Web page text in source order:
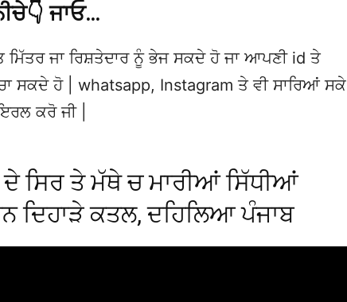
ਜਾਓ…
ਜਾ ਰਿਸ਼ਤੇਦਾਰ ਨੂੰ ਭੇਜ ਸਕਦੇ ਹੋ ਜਾ ਆਪਣੀ id ਤੇ
ਸਕਦੇ ਹੋ | whatsapp, Instagram ਤੇ ਵੀ ਸਾਰਿਆਂ ਸਕੇ
ਕਰੋ ਜੀ |
ਦੇ ਸਿਰ ਤੇ ਮੱਥੇ ਚ ਮਾਰੀਆਂ ਸਿੱਧੀਆਂ
ਦਿਹਾੜੇ ਕਤਲ, ਦਹਿਲਿਆ ਪੰਜਾਬ